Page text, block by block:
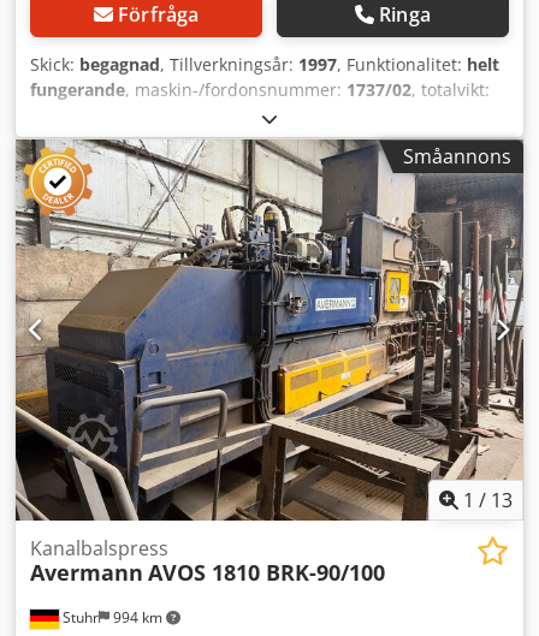
Förfråga Ringa
Skick: begagnad, Tillverkningsår: 1997, Funktionalitet: helt
fungerande, maskin-/fordonsnummer: 1737/02, totalvikt:
, Denna flersektionsbalpress komprimerar en
mängd olika material. Denna toppmatande press är
idealisk för papper, plast, metallburkar och
plastförpackningar. Dedpozr Hxzsfx Af Aeck
Småannons
1 / 13
Stuhr 994 km
Kanalbalspress
Avermann AVOS 1810 BRK-90/100